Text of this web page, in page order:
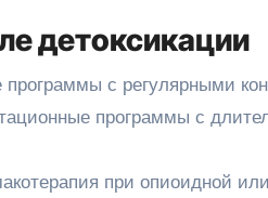
детоксикации
с регулярными
программы с
при опиоидной